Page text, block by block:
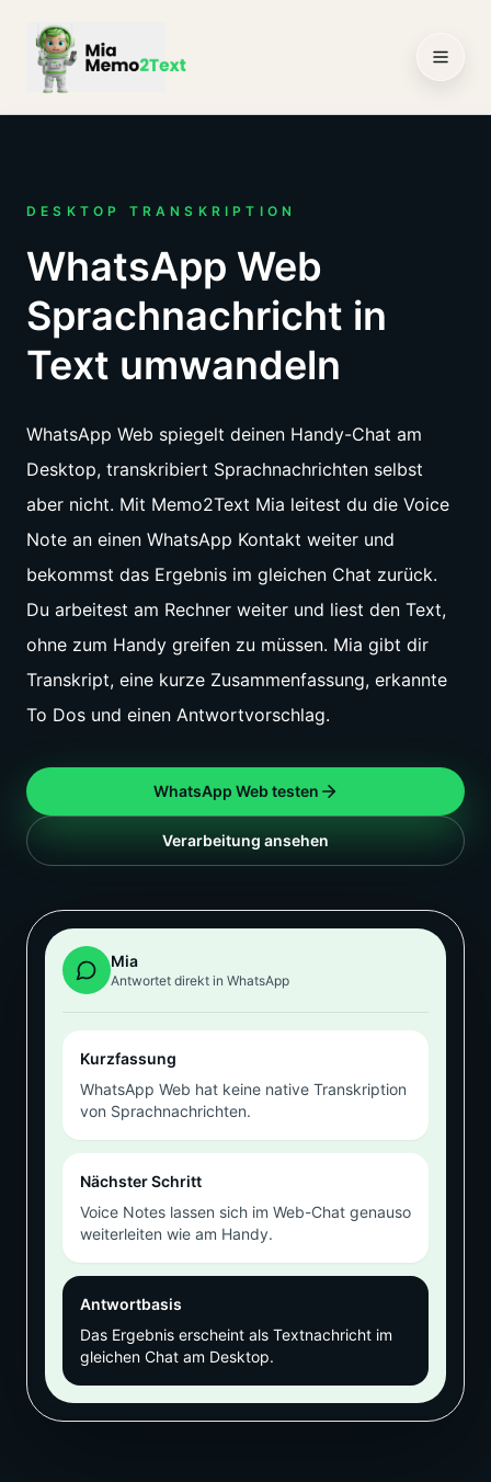
Mia
DESKTOP TRANSKRIPTION
WhatsApp Web
Sprachnachricht in
Text umwandeln
WhatsApp Web spiegelt deinen Handy-Chat am
Desktop, transkribiert Sprachnachrichten selbst
aber nicht. Mit Memo2Text Mia leitest du die Voice
Note an einen WhatsApp Kontakt weiter und
bekommst das Ergebnis im gleichen Chat zurück.
Du arbeitest am Rechner weiter und liest den Text,
ohne zum Handy greifen zu müssen. Mia gibt dir
Transkript, eine kurze Zusammenfassung, erkannte
To Dos und einen Antwortvorschlag.
WhatsApp Web testen
Verarbeitung ansehen
Mia
Antwortet direkt in WhatsApp
Kurzfassung
WhatsApp Web hat keine native Transkription
von Sprachnachrichten.
Nächster Schritt
Voice Notes lassen sich im Web-Chat genauso
weiterleiten wie am Handy.
Antwortbasis
Das Ergebnis erscheint als Textnachricht im
gleichen Chat am Desktop.